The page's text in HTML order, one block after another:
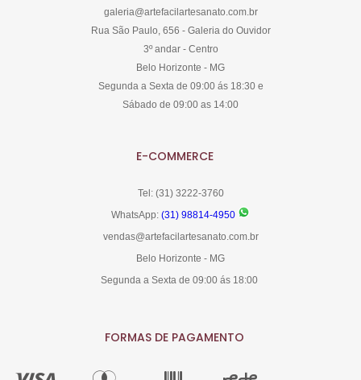
galeria@artefacilartesanato.com.br
Rua São Paulo, 656 - Galeria do Ouvidor
3º andar - Centro
Belo Horizonte - MG
Segunda a Sexta de 09:00 ás 18:30 e
Sábado de 09:00 as 14:00
E-COMMERCE
Tel: (31) 3222-3760
WhatsApp: (31) 98814-4950
vendas@artefacilartesanato.com.br
Belo Horizonte - MG
Segunda a Sexta de 09:00 ás 18:00
FORMAS DE PAGAMENTO